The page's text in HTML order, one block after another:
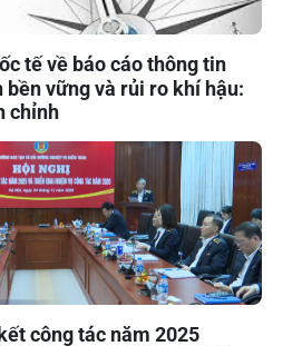
vững và rủi ro khí hậu:
chỉnh